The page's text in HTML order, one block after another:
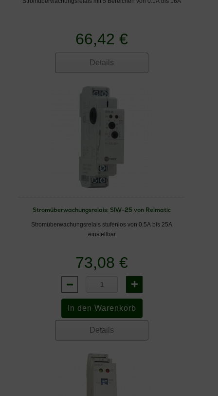
66,42 €
Details
Stromüberwachungsrelais: SIW-25 von Relmatic
Stromüberwachungsrelais stufenlos von 0,5A bis 25A
einstellbar
73,08 €
Details